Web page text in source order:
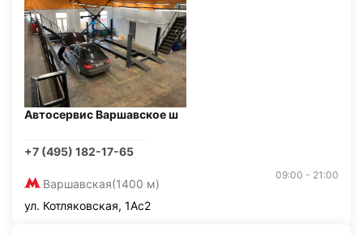
Автосервис Варшавское ш
+7 (495) 182-17-65
Варшавская(1400 м)
09:00 - 21:00
ул. Котляковская, 1Ас2